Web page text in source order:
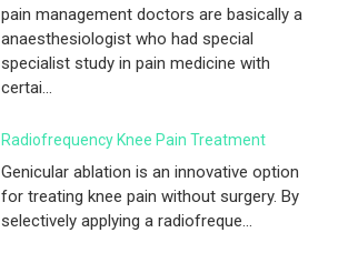
pain management doctors are basically a
anaesthesiologist who had special
specialist study in pain medicine with
certai...
Radiofrequency Knee Pain Treatment
Genicular ablation is an innovative option
for treating knee pain without surgery. By
selectively applying a radiofreque...